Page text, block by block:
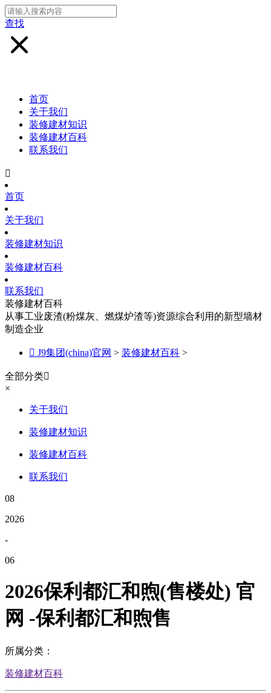
查找
首页
关于我们
装修建材知识
装修建材百科
联系我们

首页
关于我们
装修建材知识
装修建材百科
联系我们
装修建材百科
从事工业废渣(粉煤灰、燃煤炉渣等)资源综合利用的新型墙材
制造企业
 J9集团(china)官网 > 装修建材百科 >
全部分类
×
关于我们
装修建材知识
装修建材百科
联系我们
08
2026
-
06
2026保利都汇和煦(售楼处) 官
网 -保利都汇和煦售
所属分类：
装修建材百科